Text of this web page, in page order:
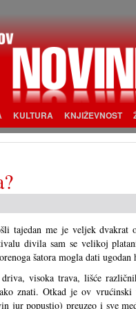
KULTURA KNJIŽEVNOST
tajedan me je veljek dvakrat
divila sam se velikoj
šatora mogla dati ugodan
visoka trava, lišće
znati. Otkad je ov
jur popustio) preuzeo i sve